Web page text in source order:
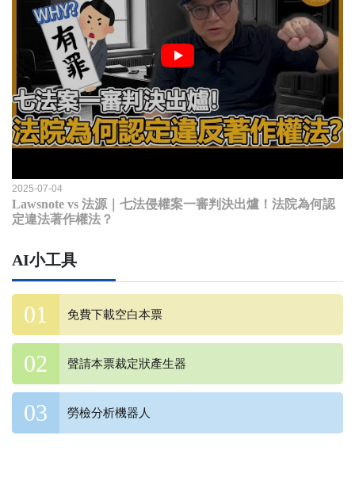
2025-07-04
Lawsnote vs 法源｜七法侵權案一審判決出爐！法院為何認
定違法著作權法？
AI小工具
免費下載空白本票
聲請本票裁定狀產生器
勞檢分析機器人